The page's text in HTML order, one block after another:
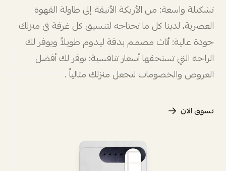
تشكيلة واسعة: من الأريكة الأنيقة إلى طاولة القهوة
العصرية، لدينا كل ما تحتاجه لتنسيق كل غرفة في منزلك
جودة عالية: أثاث مصمم بدقة ليدوم طويلاً ويوفر لك
الراحة التي تستحقها أسعار تنافسية: نوفر لك أفضل
العروض والخصومات لتجعل منزلك مثالياً .
تسوق الآن